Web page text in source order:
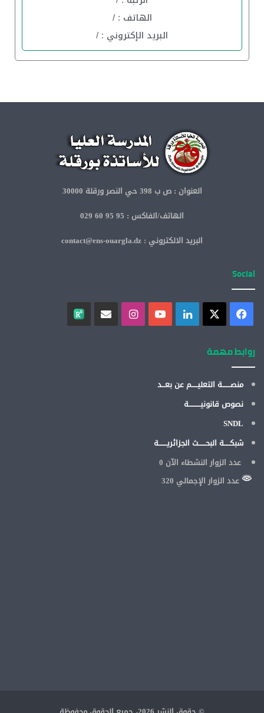
الهاتف : /
البريد الإكتروني : /
العنوان : ص ب 398 حي النصر ورقلة 30000
الهاتف/الفاكس : 95 95 60 029
البريد الالكتروني : contact@ens-ouargla.dz
Social
روابط مهمة
منصـــــــة التعليـــــم عن بعـــد
نصوص قانونيــــــــــة
SNDL
شبكـــــة البحــــــث الجزائريـــــــة
عدد الزوار النشطاء الآن
عدد الزوار الإجمالي 320